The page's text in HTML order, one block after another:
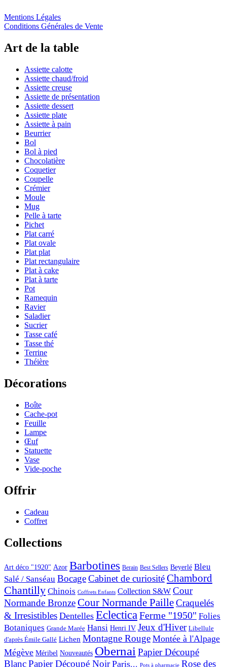
Mentions Légales
Conditions Générales de Vente
Art de la table
Assiette calotte
Assiette chaud/froid
Assiette creuse
Assiette de présentation
Assiette dessert
Assiette plate
Assiette à pain
Beurrier
Bol
Bol à pied
Chocolatière
Coquetier
Coupelle
Crémier
Moule
Mug
Pelle à tarte
Pichet
Plat carré
Plat ovale
Plat plat
Plat rectangulaire
Plat à cake
Plat à tarte
Pot
Ramequin
Ravier
Saladier
Sucrier
Tasse café
Tasse thé
Terrine
Théière
Décorations
Boîte
Cache-pot
Feuille
Lampe
Œuf
Statuette
Vase
Vide-poche
Offrir
Cadeau
Coffret
Collections
Art déco "1920" Azor Barbotines Berain Best Sellers Beyerlé Bleu
Salé / Sanséau BocageCabinet de curiositéChambord
Chantilly Chinois Coffrets Enfants Collection S&W Cour
Normande BronzeCour Normande PailleCraquelés
& Irresistibles Dentelles EclecticaFerme "1950" Folies
Botaniques Grande Marée Hansi Henri IV Jeux d'Hiver Libellule
d'après Émile Gallé Lichen Montagne Rouge Montée à l'Alpage
Mégève Méribel Nouveautés ObernaiPapier Découpé
BlancPapier Découpé Noir Paris... Pots à pharmacie Rose des